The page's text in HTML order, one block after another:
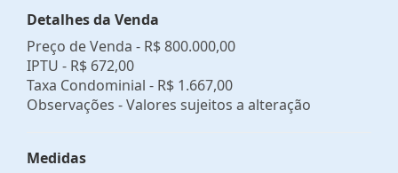
Detalhes da Venda
Preço de Venda - R$ 800.000,00
IPTU - R$ 672,00
Taxa Condominial - R$ 1.667,00
Observações - Valores sujeitos a alteração
Medidas